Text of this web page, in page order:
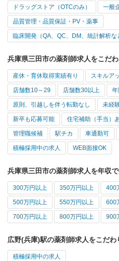
ドラッグストア（OTCのみ） 一般
品質管理・品質保証・PV・薬事
臨床開発（QA、QC、DM、統計解析な
兵庫県三田市の薬剤師求人をこだ
産休・育休取得実績有り スキルア
店舗数10～29 店舗数30以上
原則、引越しを伴う転勤なし 未経
新卒も応募可能 住宅補助（手当）
管理職候補 駅チカ 車通勤可
積極採用中の求人 WEB面接OK
兵庫県三田市の薬剤師求人を年収
300万円以上 350万円以上 400
500万円以上 550万円以上 600
700万円以上 800万円以上 900
広野(兵庫)駅の薬剤師求人をこだわ
積極採用中の求人